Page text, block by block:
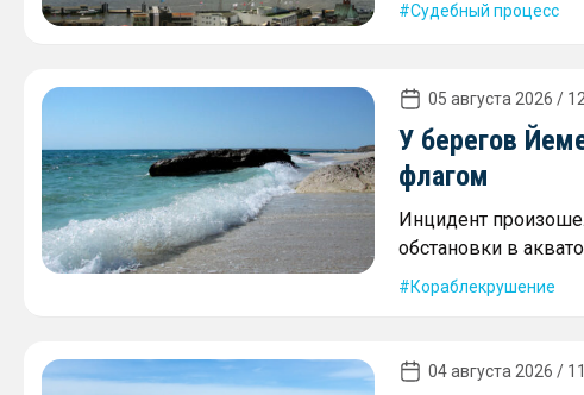
Судебный процесс
05 августа 2026 /
У берегов
флагом
Инцидент
обстановки в
Кораблекрушение
04 августа 2026 /